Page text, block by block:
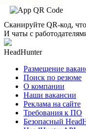
Сканируйте QR-код,
И чаты с
HeadHunter
Размещение
Поиск по резюме
О компании
Наши вакансии
Реклама на сайте
Требования к ПО
Безопасный